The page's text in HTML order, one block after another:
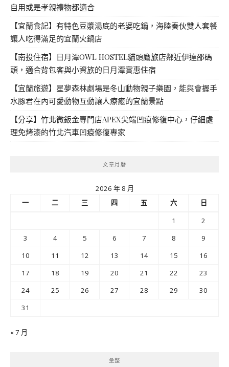
自用或是孝親禮物都適合
【宜蘭食記】有特色豆漿湯底的老婆吃鍋，海陸奏伙雙人套餐
讓人吃得滿足的宜蘭火鍋店
【南投住宿】日月潭OWL HOSTEL貓頭鷹旅店鄰近伊達邵碼
頭，適合背包客與小資族的日月潭實惠住宿
【宜蘭旅遊】星夢森林劇場是冬山動物親子樂園，能與會握手
水豚君在內可愛動物互動讓人療癒的宜蘭景點
【分享】竹北微鈑金專門店APEX尖端凹痕修復中心，仔細處
理免烤漆的竹北汽車凹痕修復專家
文章月曆
2026 年 8 月
一
二 三 四 五 六
日
1
2
3
4 5 6 7 8
9
10
11 12 13 14 15
16
17
18 19 20 21 22
23
24
25 26 27 28 29
30
31
« 7 月
彙整